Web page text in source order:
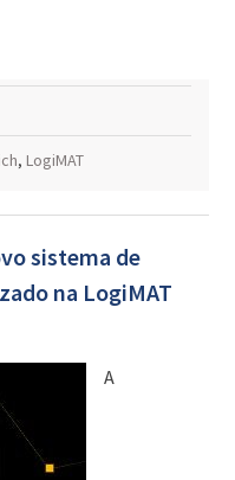
, LogiMAT
sistema de
na LogiMAT
A